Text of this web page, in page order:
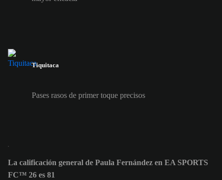
Tiquitaca
Pases rasos de primer toque precisos
La calificación general de Paula Fernández en EA SPORTS
FC™ 26 es 81